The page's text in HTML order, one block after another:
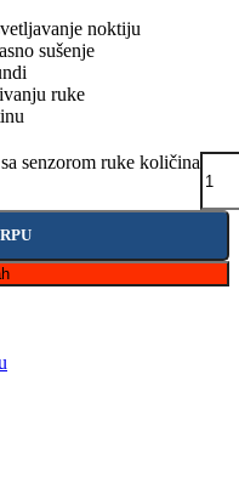
noktiju
sušenje
ruke
senzorom ruke količina